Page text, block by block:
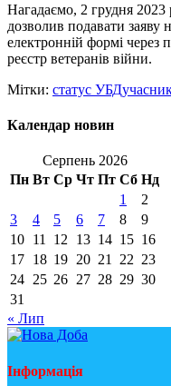
Нагадаємо, 2 грудня 2023
дозволив подавати заяву
електронній формі
реєстр ветеранів війни.
Мітки: статус УБД
Календар новин
Серпень 2026
Пн Вт Ср Чт Пт Сб Нд
1
2
3
4 5 6 7 8
9
10 11 12 13 14 15 16
17 18 19 20 21 22 23
24 25 26 27 28 29 30
31
« Лип
Інформація